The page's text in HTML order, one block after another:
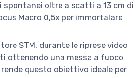
oltre a scatti a 13 cm di
Macro 0,5x per immortalare
STM, durante le riprese video
ottenendo una messa a fuoco
questo obiettivo ideale per